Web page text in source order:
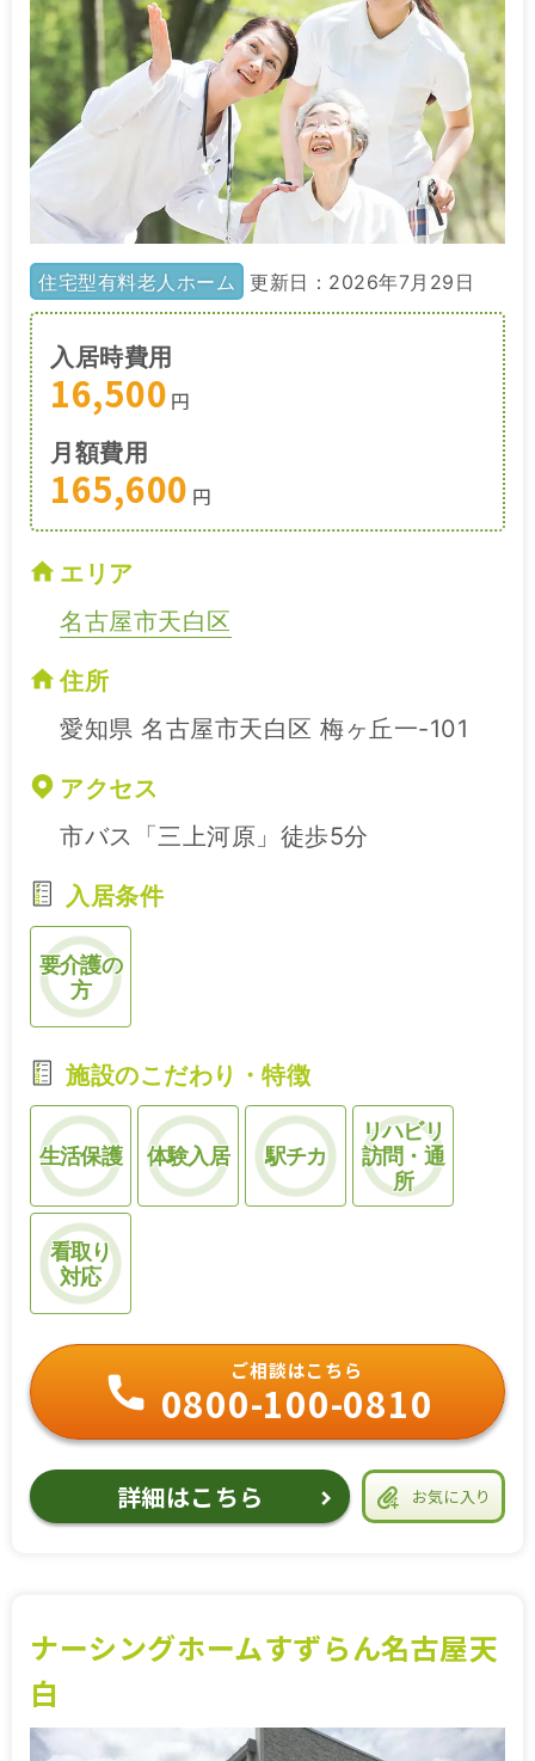
住宅型有料老人ホーム 更新日：2026年7月29日
入居時費用
16,500 円
月額費用
165,600 円
エリア
名古屋市天白区
住所
愛知県 名古屋市天白区 梅ヶ丘一-101
アクセス
市バス「三上河原」徒歩5分
入居条件
要介護の
方
施設のこだわり・特徴
生活保護 体験入居 駅チカ
リハビリ
訪問・通
所
看取り
対応
お気に入り
ご相談はこちら
0800-100-0810
詳細はこちら
ナーシングホームすずらん名古屋天
白